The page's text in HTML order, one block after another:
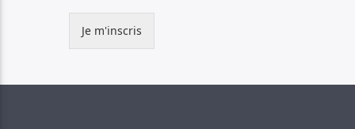
Je m'inscris